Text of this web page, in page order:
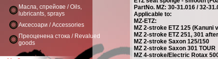
Масла, спрейове / Oils,
lubricants, sprays
Аксесоари / Accessories
Преоценена стока / Revalued
goods
PartNo. MZ: 30-31.016 / 32-
Applicable to:
MZ-ETZ:
MZ 2-stroke ETZ 125 (Kanuni
MZ 2-stroke ETZ 251, 301
MZ 2-stroke Saxon 125/150
MZ 2-stroke Saxon 301 TOUR
MZ 4-stroke/Electric Rotax